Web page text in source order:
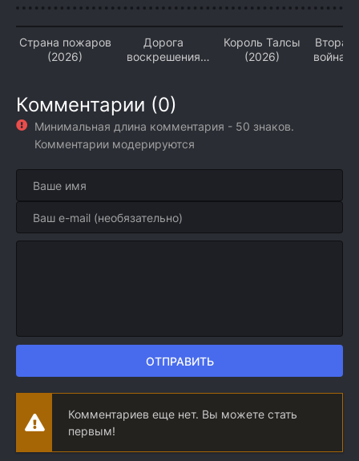
Страна пожаров
(2026)
Дорога
воскрешения
Король Талсы
(2026)
Вторая
война:
Комментарии (0)
Минимальная длина комментария - 50 знаков.
Комментарии модерируются
ОТПРАВИТЬ
Комментариев еще нет. Вы можете стать
первым!